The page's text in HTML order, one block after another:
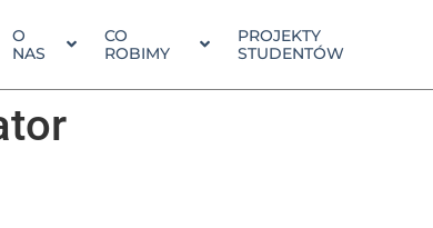
O
NAS
CO
ROBIMY
PROJEKTY
STUDENTÓW